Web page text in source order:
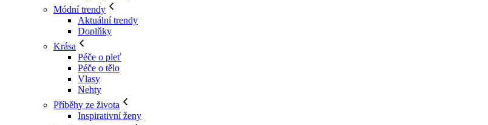
Módní trendy
Aktuální trendy
Doplňky
Krása
Péče o pleť
Péče o tělo
Vlasy
Nehty
Příběhy ze života
Inspirativní ženy